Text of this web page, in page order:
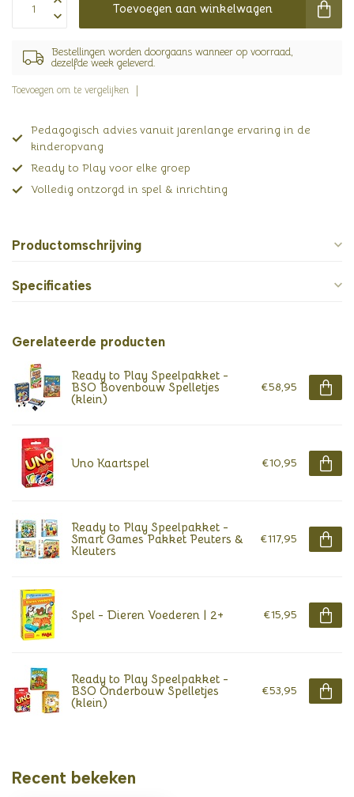
Toevoegen aan winkelwagen
Bestellingen worden doorgaans wanneer op voorraad,
dezelfde week geleverd.
Toevoegen om te vergelijken
Pedagogisch advies vanuit jarenlange ervaring in de
kinderopvang
Ready to Play voor elke groep
Volledig ontzorgd in spel & inrichting
Productomschrijving
Specificaties
Gerelateerde producten
Ready to Play Speelpakket -
BSO Bovenbouw Spelletjes
(klein)
€58,95
Uno Kaartspel €10,95
Ready to Play Speelpakket -
Smart Games Pakket Peuters &
Kleuters
€117,95
Spel - Dieren Voederen | 2+ €15,95
Ready to Play Speelpakket -
BSO Onderbouw Spelletjes
(klein)
€53,95
Recent bekeken